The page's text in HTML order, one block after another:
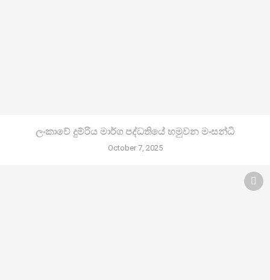
ලංකාවේ දුම්රිය මාර්ග පද්ධතියේ හමුවන මංසන්ධි
October 7, 2025